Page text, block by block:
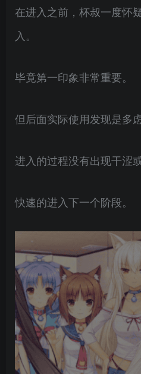
在进入之前，杯叔一度怀
入。
毕竟第一印象非常重要。
但后面实际使用发现是多虑
进入的过程没有出现干涩
快速的进入下一个阶段。